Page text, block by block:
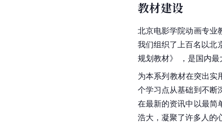
教材建设
北京电影学院动画专业
我们组织了上百名以北
规划教材》 ，是国内
为本系列教材在突出实
个学习点从基础到不断
在最新的资讯中以最简
浩大，凝聚了许多人的